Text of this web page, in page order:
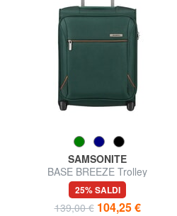
SAMSONITE
BASE BREEZE Trolley
Underseater
25% SALDI
139,00 € 104,25 €